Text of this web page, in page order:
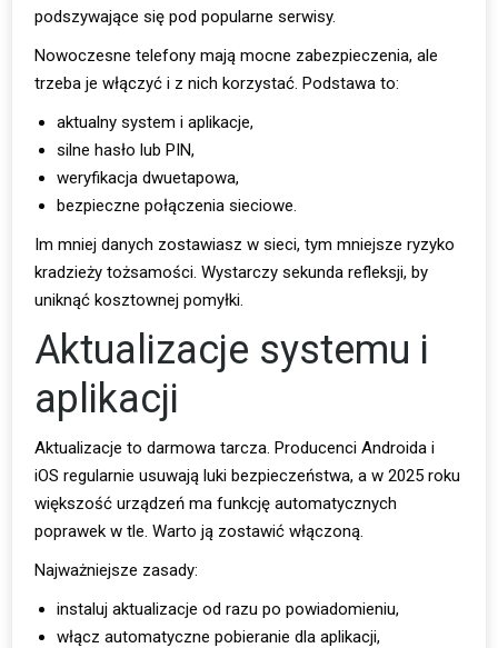
podszywające się pod popularne serwisy.
Nowoczesne telefony mają mocne zabezpieczenia, ale
trzeba je włączyć i z nich korzystać. Podstawa to:
aktualny system i aplikacje,
silne hasło lub PIN,
weryfikacja dwuetapowa,
bezpieczne połączenia sieciowe.
Im mniej danych zostawiasz w sieci, tym mniejsze ryzyko
kradzieży tożsamości. Wystarczy sekunda refleksji, by
uniknąć kosztownej pomyłki.
Aktualizacje systemu i
aplikacji
Aktualizacje to darmowa tarcza. Producenci Androida i
iOS regularnie usuwają luki bezpieczeństwa, a w 2025 roku
większość urządzeń ma funkcję automatycznych
poprawek w tle. Warto ją zostawić włączoną.
Najważniejsze zasady:
instaluj aktualizacje od razu po powiadomieniu,
włącz automatyczne pobieranie dla aplikacji,